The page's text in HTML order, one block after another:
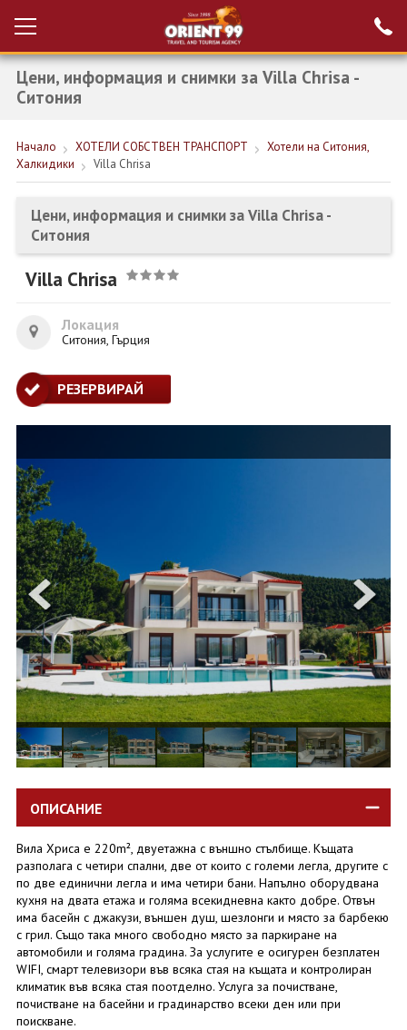
Вход за агенти
Проверка на
НОВА ГОДИНА ТУРЦИЯ
ПОЧИВКИ
КРУИЗИ
ЕКЗОТИКА
ОЩЕ
ФИРМЕНИ ДОКУМЕНТИ
0700 144 34
ПОСЛЕДВАЙТЕ НИ
Цени, информация и снимки за Villa Chrisa -
Ситония
Начало ХОТЕЛИ СОБСТВЕН ТРАНСПОРТ
Хотели на Ситония,
Халкидики
Villa Chrisa
Цени, информация и снимки за Villa Chrisa -
Ситония
Villa Chrisa
Локация
Ситония, Гърция
РЕЗЕРВИРАЙ
ОПИСАНИЕ
Вила Хриса е 220m², двуетажна с външно стълбище. Къщата
разполага с четири спални, две от които с големи легла, другите с
по две единични легла и има четири бани. Напълно оборудвана
кухня на двата етажа и голяма всекидневна както добре. Отвън
има басейн с джакузи, външен душ, шезлонги и място за барбекю
с грил. Също така много свободно място за паркиране на
автомобили и голяма градина. За услугите е осигурен безплатен
WIFI, смарт телевизори във всяка стая на къщата и контролиран
климатик във всяка стая поотделно. Услуга за почистване,
почистване на басейни и градинарство всеки ден или при
поискване.